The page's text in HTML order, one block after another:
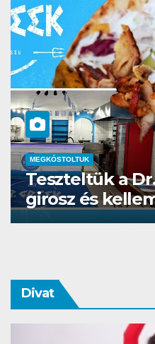
MEGKÓSTOLTUK UTAZÁS
Waterdrop az
kanyonban
Divat